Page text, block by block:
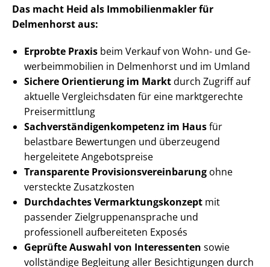
Das macht Heid als Im­mo­bi­li­en­mak­ler für
Delmenhorst aus:
Erprobte Praxis beim Verkauf von Wohn- und Ge­
wer­be­im­mo­bi­li­en in Delmenhorst und im Umland
Sichere Orientierung im Marktdurch Zugriff auf
aktuelle Vergleichsdaten für eine marktgerechte
Preisermittlung
Sach­ver­stän­di­gen­kom­pe­tenz im Hausfür
belastbare Bewertungen und überzeugend
hergeleitete Angebotspreise
Transparente Pro­vi­si­ons­ver­ein­ba­rung ohne
versteckte Zusatzkosten
Durchdachtes Ver­mark­tungs­kon­zept mit
passender Ziel­grup­pen­an­spra­che und
professionell aufbereiteten Exposés
Geprüfte Auswahl von Interessenten sowie
vollständige Begleitung aller Besichtigungen durch